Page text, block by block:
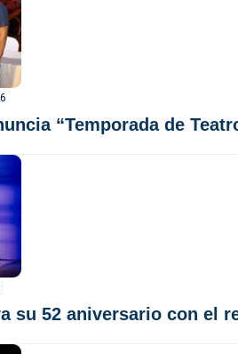
“Temporada de
su 52 aniversario con el